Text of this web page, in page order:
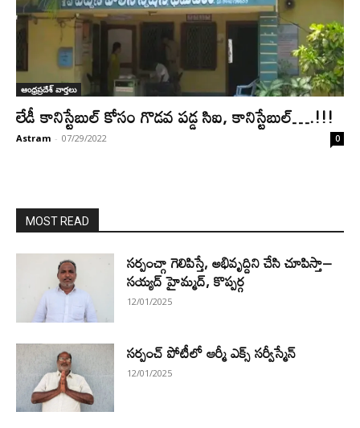
ఆంధ్రప్రదేశ్ వార్తలు
లేడీ కానిస్టేబుల్ కోసం గొడవ పడ్డ సిఐ, కానిస్టేబుల్….!!!
Astram - 07/29/2022 0
MOST READ
సర్పంచ్గా గెలిపిస్తే, అభివృద్దిని చేసి చూపిస్తా–
సయ్యద్ హైమ్మద్, కొప్పర్గ
12/01/2025
సర్పంచ్ పోటీలో ఆర్మీ ఎక్స్ సర్వీస్మేన్
12/01/2025